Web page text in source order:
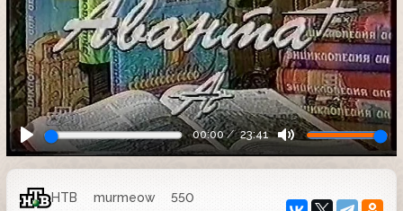
00:00 23:41
НТВ murmeow
550